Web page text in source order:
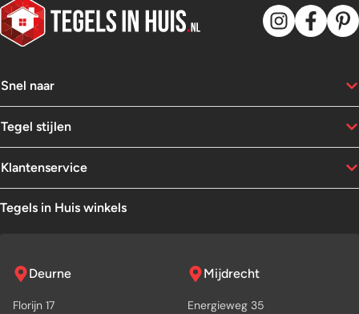
Snel naar
Tegel stijlen
Klantenservice
Tegels in Huis winkels
Deurne
Florijn 17
Mijdrecht
Energieweg 35